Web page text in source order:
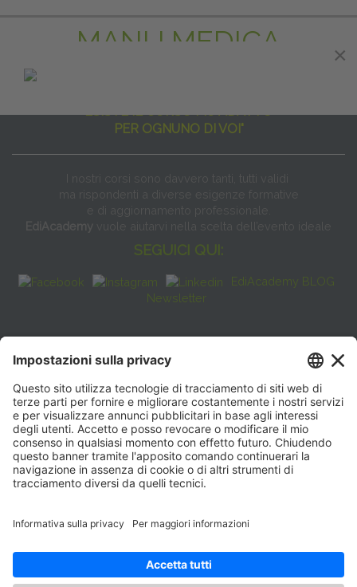
MANU MEDICA
PER OGNUNO DI VOI"
I nostri corsi sono davvero tanti, tutti validi
ma rispondenti a diverse esigenze formative
e di aggiornamento professionale.
EdiAcademy vuole aiutarvi nella scelta dell’evento ideale
SEGUICI QUI:
EdiAcademy BLOG
Newsletter
FAQ
CONTATTI
EdiAcademy
Sede operativa: V.le E. Forlanini, 21 - 20134, Milano
(+39)0270211274
E-mail:formazione@eenet.it
Sede legale: V.le E. Forlanini, 21 - 20134, Milano
ORARI SEGRETERIA
Lunedì—Giovedì: 08:30–17:30
Venerdì: 08:30–16:00
×